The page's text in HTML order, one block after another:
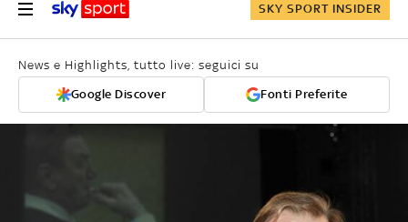
SKY SPORT INSIDER
News e Highlights, tutto live: seguici su
Google Discover Fonti Preferite